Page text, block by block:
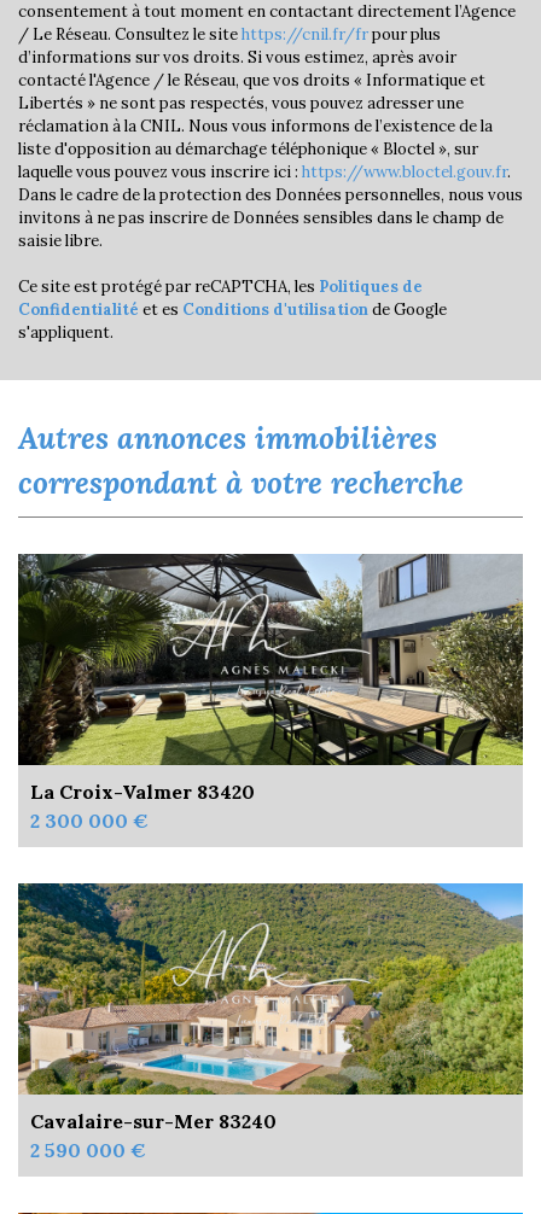
Taxe foncière
18,21 %
Habitants de moins de 25 ans
21,76 %
Habitants de 25 à 55 ans
32,78 %
Habitants de plus de 55 ans
45,45 %
Nombre d'enfants par famille
0,62
Familles sans enfant
62,26 %
Familles avec 1 ou 2 enfants
Maisons
Appartements
66,88 %
consentement à tout moment en contactant directement l’Agence
/ Le Réseau. Consultez le sitehttps://cnil.fr/frpour plus
d’informations sur vos droits. Si vous estimez, après avoir
contacté l'Agence / le Réseau, que vos droits « Informatique et
Libertés » ne sont pas respectés, vous pouvez adresser une
réclamation à la CNIL. Nous vous informons de l’existence de la
liste d'opposition au démarchage téléphonique « Bloctel », sur
laquelle vous pouvez vous inscrire ici : https://www.bloctel.gouv.fr.
Dans le cadre de la protection des Données personnelles, nous vous
invitons à ne pas inscrire de Données sensibles dans le champ de
saisie libre.
Ce site est protégé par reCAPTCHA, les Politiques de
Confidentialité et es Conditions d'utilisationde Google
s'appliquent.
autres annonces immobilières
correspondant à votre recherche
La Croix-Valmer 83420
2 300 000 €
Cavalaire-sur-Mer 83240
2 590 000 €